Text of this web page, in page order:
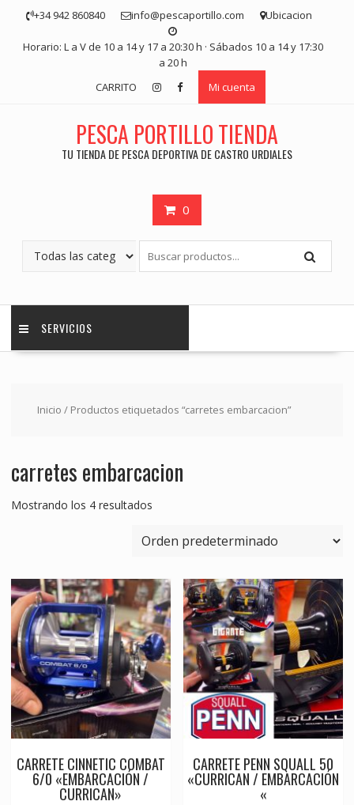
contenido
+34 942 860840 info@pescaportillo.com Ubicacion
Horario: L a V de 10 a 14 y 17 a 20:30 h · Sábados 10 a 14 y 17:30
a 20 h
CARRITO
Mi cuenta
PESCA PORTILLO TIENDA
TU TIENDA DE PESCA DEPORTIVA DE CASTRO URDIALES
0
SERVICIOS
Inicio / Productos etiquetados “carretes embarcacion”
carretes embarcacion
Mostrando los 4 resultados
CARRETE CINNETIC COMBAT
6/0 «EMBARCACIÓN /
CURRICAN»
CARRETE PENN SQUALL 50
«CURRICAN / EMBARCACIÓN
«